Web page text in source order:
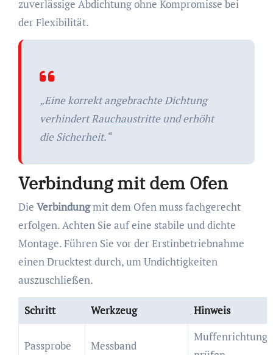
zuverlässige Abdichtung ohne Kompromisse bei
der Flexibilität.
„Eine korrekt angebrachte Dichtung
verhindert Rauchaustritte und erhöht
die Sicherheit.“
Verbindung mit dem Ofen
Die Verbindungmit dem Ofen muss fachgerecht
erfolgen. Achten Sie auf eine stabile und dichte
Montage. Führen Sie vor der Erstinbetriebnahme
einen Drucktest durch, um Undichtigkeiten
auszuschließen.
Schritt Werkzeug Hinweis
Passprobe Messband
Muffenrichtung